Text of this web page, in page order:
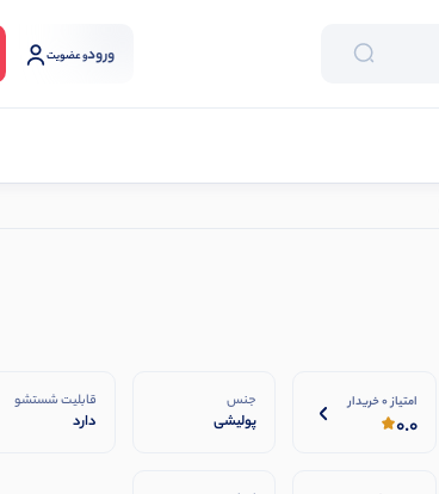
ورودو عضویت
امتیاز 0 خریدار
0.0
جنس
پولیشی
قابلیت شستشو
دارد